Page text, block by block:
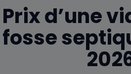
Prix d’une
fosse